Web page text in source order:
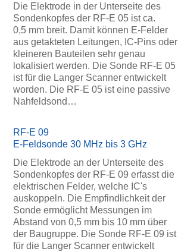
Die Elektrode in der Unterseite des
Sondenkopfes der RF-E 05 ist ca.
0,5 mm breit. Damit können E-Felder
aus getakteten Leitungen, IC-Pins oder
kleineren Bauteilen sehr genau
lokalisiert werden. Die Sonde RF-E 05
ist für die Langer Scanner entwickelt
worden. Die RF-E 05 ist eine passive
Nahfeldsond…
RF-E 09
E-Feldsonde 30 MHz bis 3 GHz
Die Elektrode an der Unterseite des
Sondenkopfes der RF-E 09 erfasst die
elektrischen Felder, welche IC's
auskoppeln. Die Empfindlichkeit der
Sonde ermöglicht Messungen im
Abstand von 0,5 mm bis 10 mm über
der Baugruppe. Die Sonde RF-E 09 ist
für die Langer Scanner entwickelt